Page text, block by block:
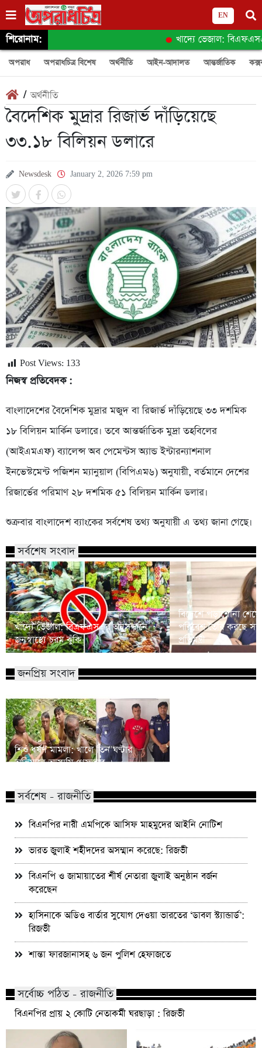
EN
শিরোনাম: খাদ্যে ভেজাল: বিএফএসএর
অপরাধ অপরাধচিত্র বিশেষ অর্থনীতি আইন-আদালত আন্তর্জাতিক
/অর্থনীতি
বৈদেশিক মুদ্রার রিজার্ভ দাঁড়িয়েছে
৩৩.১৮ বিলিয়ন ডলারে
Newsdesk January 2, 2026 7:59 pm
Post Views: 133
নিজস্ব প্রতিবেদক :
বাংলাদেশের বৈদেশিক মুদ্রার মজুদ বা রিজার্ভ দাঁড়িয়েছে ৩৩ দশমিক
১৮ বিলিয়ন মার্কিন ডলারে। তবে আন্তর্জাতিক মুদ্রা তহবিলের
(আইএমএফ) ব্যালেন্স অব পেমেন্টস অ্যান্ড ইন্টারন্যাশনাল
ইনভেস্টমেন্ট পজিশন ম্যানুয়াল (বিপিএম৬) অনুযায়ী, বর্তমানে দেশের
রিজার্ভের পরিমাণ ২৮ দশমিক ৫১ বিলিয়ন মার্কিন ডলার।
শুক্রবার বাংলাদেশ ব্যাংকের সর্বশেষ তথ্য অনুযায়ী এ তথ্য জানা গেছে।
সর্বশেষ সংবাদ
খাদ্যে ভেজাল: বিএফএসএর অনুসন্ধানে
জনস্বাস্থ্যে চরম ঝুঁকি
বিদেশে পড়াশোনা
পরিবেশ তৈরি করছে
প্রতিমন্ত্রী
জনপ্রিয় সংবাদ
শিশু ধর্ষণ মামলা: খালে তিন ঘণ্টার
অভিযানে আসামি গ্রেফতার
সর্বশেষ - রাজনীতি
বিএনপির নারী এমপিকে আসিফ মাহমুদের আইনি নোটিশ
ভারত জুলাই শহীদদের অসম্মান করেছে: রিজভী
বিএনপি ও জামায়াতের শীর্ষ নেতারা জুলাই অনুষ্ঠান বর্জন
করেছেন
হাসিনাকে অডিও বার্তার সুযোগ দেওয়া ভারতের ‘ডাবল স্ট্যান্ডার্ড’:
রিজভী
শান্তা ফারজানাসহ ৬ জন পুলিশ হেফাজতে
সর্বোচ্চ পঠিত - রাজনীতি
বিএনপির প্রায় ২ কোটি নেতাকর্মী ঘরছাড়া : রিজভী